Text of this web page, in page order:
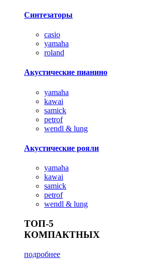
Синтезаторы
casio
yamaha
roland
Акустические пианино
yamaha
kawai
samick
petrof
wendl & lung
Акустические рояли
yamaha
kawai
samick
petrof
wendl & lung
ТОП-5
КОМПАКТНЫХ
подробнее